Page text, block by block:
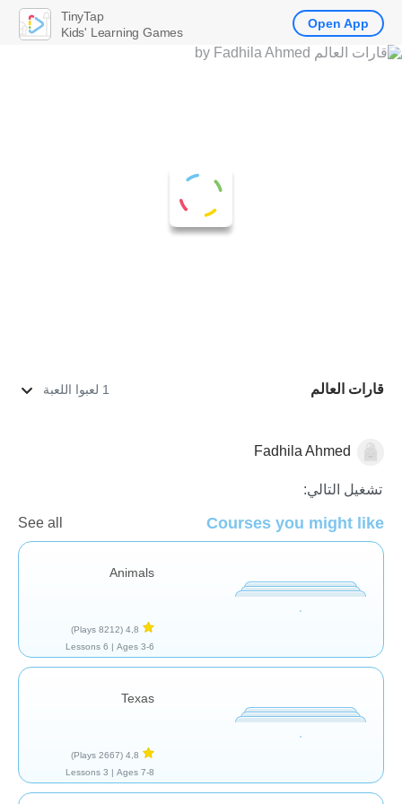
قارات العالم 1 لعبوا اللعبة
الجغرافياFadhila Ahmed
تشغيل التالي:
Courses you might like
See all
Animals
4,8
(8212 Plays)
Ages 3-6 |
6 Lessons
Texas
4,8
(2667 Plays)
Ages 7-8 |
3 Lessons
TinyTap
Kids' Learning Games
Open App